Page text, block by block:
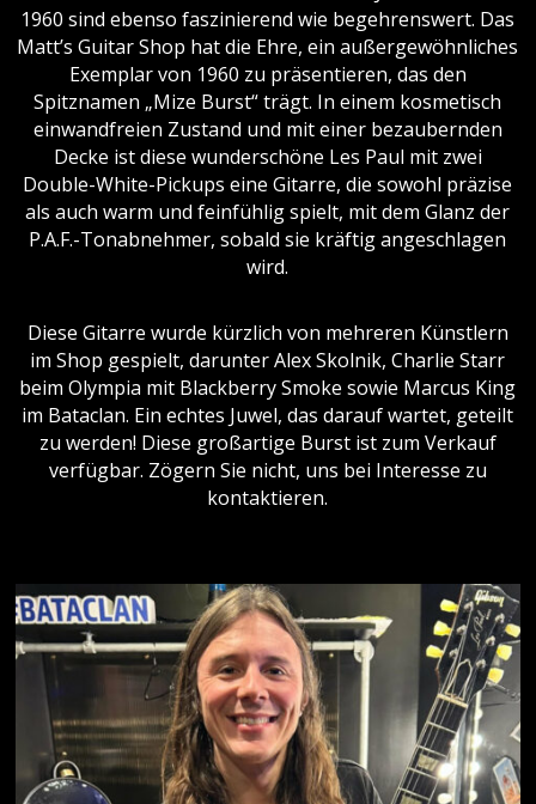
1960 sind ebenso faszinierend wie begehrenswert. Das
Matt’s Guitar Shop hat die Ehre, ein außergewöhnliches
Exemplar von 1960 zu präsentieren, das den
Spitznamen „Mize Burst“ trägt. In einem kosmetisch
einwandfreien Zustand und mit einer bezaubernden
Decke ist diese wunderschöne Les Paul mit zwei
Double-White-Pickups eine Gitarre, die sowohl präzise
als auch warm und feinfühlig spielt, mit dem Glanz der
P.A.F.-Tonabnehmer, sobald sie kräftig angeschlagen
wird.
Diese Gitarre wurde kürzlich von mehreren Künstlern
im Shop gespielt, darunter Alex Skolnik, Charlie Starr
beim Olympia mit Blackberry Smoke sowie Marcus King
im Bataclan. Ein echtes Juwel, das darauf wartet, geteilt
zu werden! Diese großartige Burst ist zum Verkauf
verfügbar. Zögern Sie nicht, uns bei Interesse zu
kontaktieren.